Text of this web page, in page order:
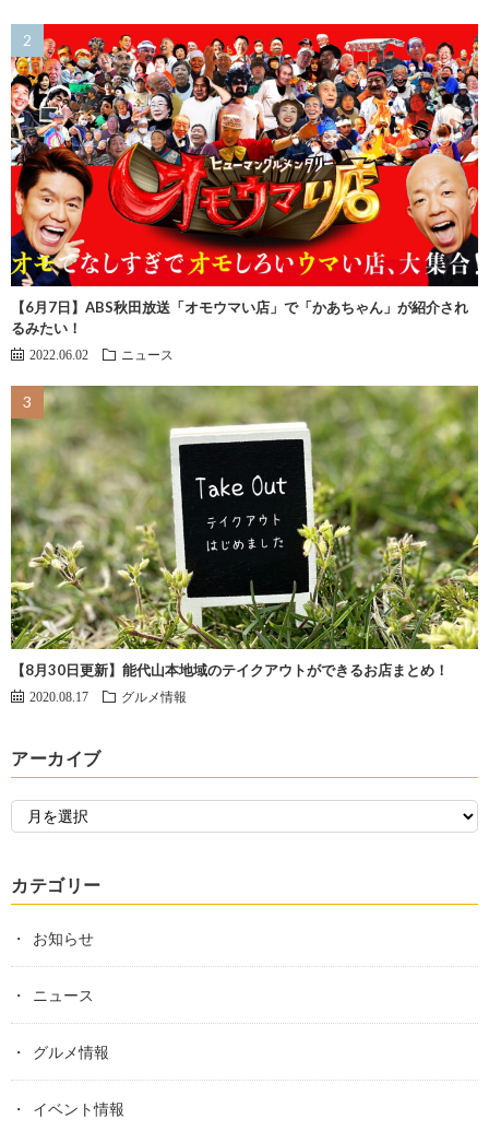
【6月7日】ABS秋田放送「オモウマい店」で「かあちゃん」が紹介され
るみたい！
2022.06.02 ニュース
【8月30日更新】能代山本地域のテイクアウトができるお店まとめ！
2020.08.17 グルメ情報
アーカイブ
カテゴリー
お知らせ
ニュース
グルメ情報
イベント情報